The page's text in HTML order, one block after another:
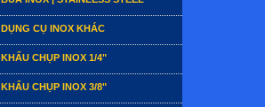
DỤNG CỤ INOX KHÁC
KHẨU CHỤP INOX 1/4"
KHẨU CHỤP INOX 3/8"